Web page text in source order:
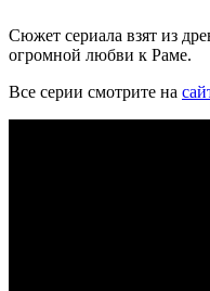
Сюжет сериала взят из
огромной любви к Раме.
Все серии смотрите на